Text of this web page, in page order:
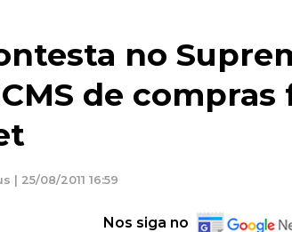
no
de
| 25/08/2011 16:59
Nos siga no